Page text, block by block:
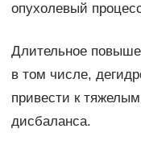
опухолевый
Длительное
в том числе,
привести к
дисбаланса.